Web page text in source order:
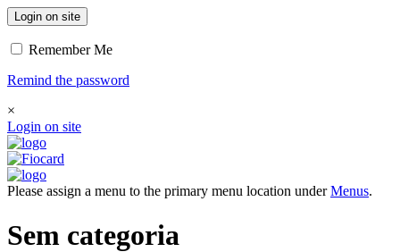
Login on site
Remember Me
Remind the password
×
Login on site
Please assign a menu to the primary menu location underMenus.
Sem categoria